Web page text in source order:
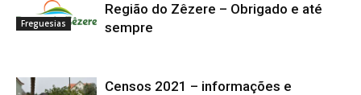
Freguesias
Região do Zêzere – Obrigado e até
sempre
Censos 2021 – informações e